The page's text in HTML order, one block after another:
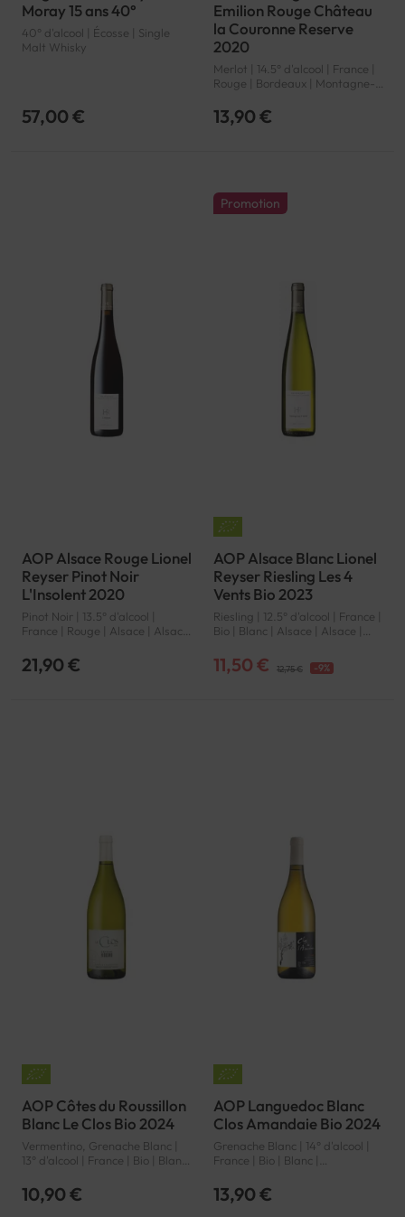
Moray 15 ans 40°
40° d'alcool | Écosse | Single
Malt Whisky
57,00 €
Emilion Rouge Château
la Couronne Reserve
2020
Merlot | 14.5° d'alcool | France |
Rouge | Bordeaux | Montagne-
13,90 €
AOP Alsace Rouge Lionel
Reyser Pinot Noir
L'Insolent 2020
Pinot Noir | 13.5° d'alcool |
France | Rouge | Alsace | Alsace
21,90 €
Promotion
AOP Alsace Blanc Lionel
Reyser Riesling Les 4
Vents Bio 2023
Riesling | 12.5° d'alcool | France |
Bio | Blanc | Alsace | Alsace |
11,50 € 12,75 € -9%
AOP Côtes du Roussillon
Blanc Le Clos Bio 2024
Vermentino, Grenache Blanc |
13° d'alcool | France | Bio | Blanc
du Roussillon | AOP
10,90 €
AOP Languedoc Blanc
Clos Amandaie Bio 2024
Grenache Blanc | 14° d'alcool |
France | Bio | Blanc |
Languedoc | AOP
13,90 €